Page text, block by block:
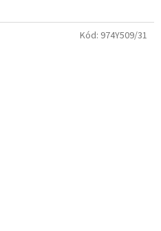
Kód: 974Y509/31